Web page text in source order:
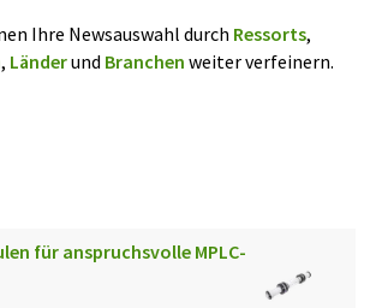
Ihre Newsauswahl durch Ressorts,
, Länderund Branchen weiter verfeinern.
für anspruchsvolle MPLC-